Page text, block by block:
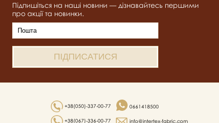
Підпишіться на наші новини — дізнавайтесь першими
про акції та новинки.
+38(050)-337-00-77
+38(067)-336-00-77
0661418500
info@intertex-fabric.com